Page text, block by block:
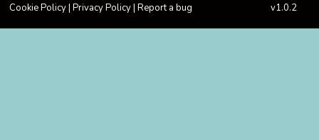
Cookie Policy |Privacy Policy |Report a bug v1.0.2